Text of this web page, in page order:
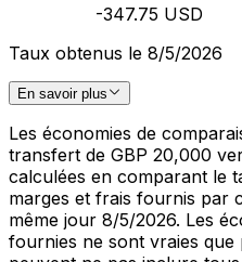
-347.75 USD
Taux obtenus le 8/5/2026
En savoir plus
Les économies de
transfert de GBP 20,000
calculées en comparant le
marges et frais fournis par
même jour 8/5/2026. Les
fournies ne sont vraies